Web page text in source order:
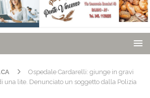
Ospedale Cardarelli: giunge in gravi
una lite. Denunciato un soggetto dalla Polizia